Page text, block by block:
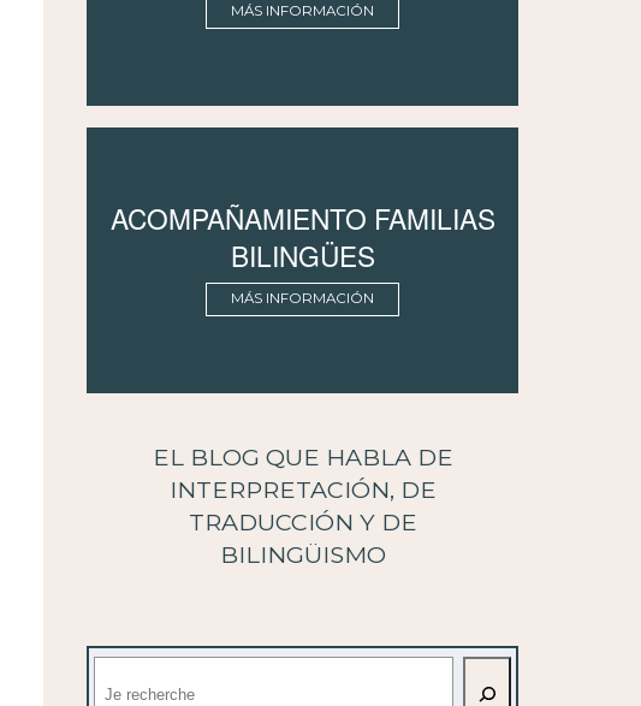
MÁS INFORMACIÓN
ACOMPAÑAMIENTO FAMILIAS
BILINGÜES
MÁS INFORMACIÓN
EL BLOG QUE HABLA DE
INTERPRETACIÓN, DE
TRADUCCIÓN Y DE
BILINGÜISMO